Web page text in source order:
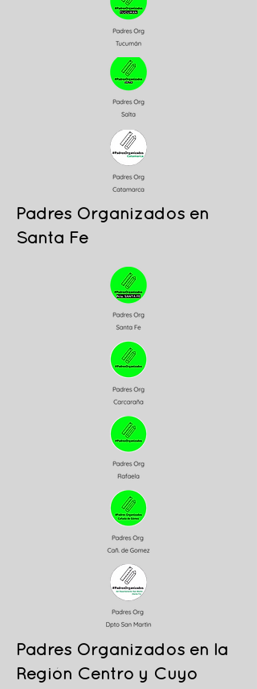
Padres Organizados en
Santa Fe
Padres Organizados en la
Región Centro y Cuyo